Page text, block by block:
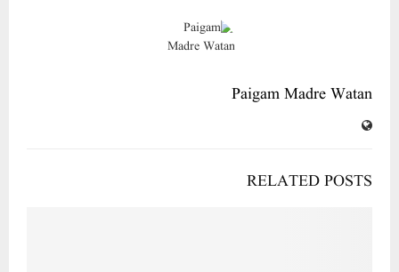
Paigam Madre Watan
RELATED POSTS